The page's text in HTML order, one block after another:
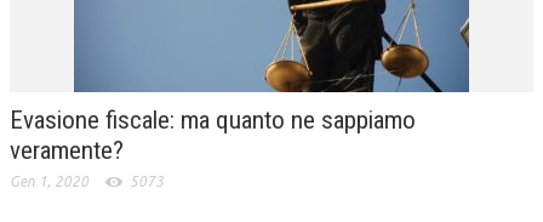
Evasione fiscale: ma quanto ne sappiamo
veramente?
Gen 1, 2020 5073